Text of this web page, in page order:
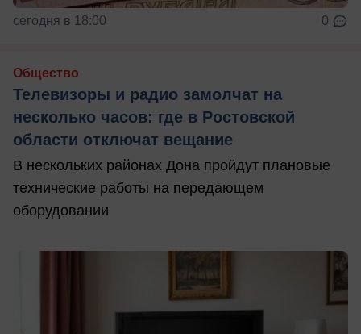
сегодня в 18:00 0
Общество
Телевизоры и радио замолчат на
несколько часов: где в Ростовской
области отключат вещание
В нескольких районах Дона пройдут плановые
технические работы на передающем
оборудовании